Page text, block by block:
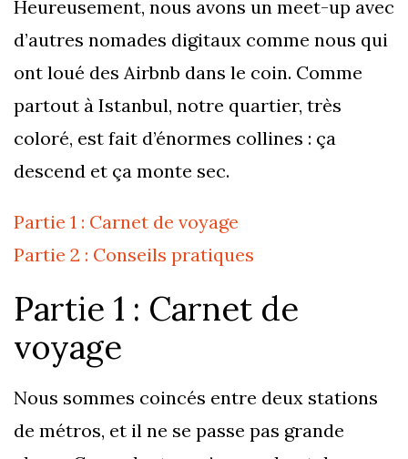
Heureusement, nous avons un meet-up avec
d’autres nomades digitaux comme nous qui
ont loué des Airbnb dans le coin. Comme
partout à Istanbul, notre quartier, très
coloré, est fait d’énormes collines : ça
descend et ça monte sec.
Partie 1 : Carnet de voyage
Partie 2 : Conseils pratiques
Partie 1 : Carnet de
voyage
Nous sommes coincés entre deux stations
de métros, et il ne se passe pas grande